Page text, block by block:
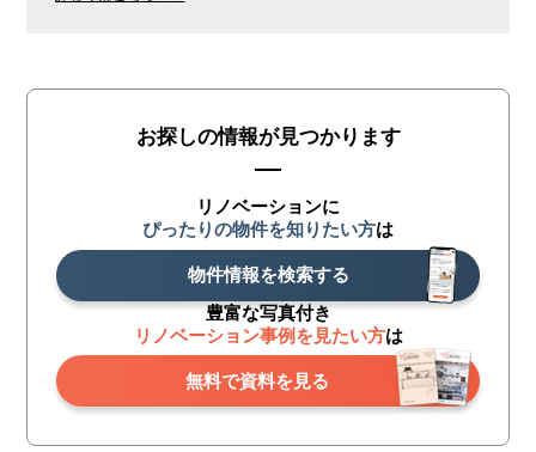
お探しの情報が見つかります
リノベーションに
ぴったりの物件を知りたい方は
物件情報を検索する
豊富な写真付き
リノベーション事例を見たい方は
無料で資料を見る